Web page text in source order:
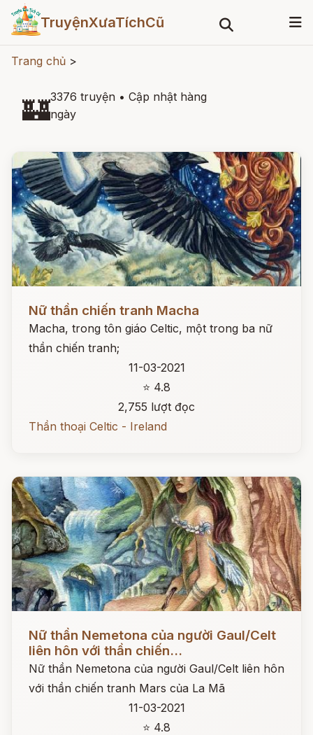
TruyệnXưaTíchCũ
Trang chủ >
🏰3376 truyện • Cập nhật hàng
ngày
Nữ thần chiến tranh Macha
Macha, trong tôn giáo Celtic, một trong ba nữ
thần chiến tranh;
11-03-2021
⭐ 4.8
2,755 lượt đọc
Thần thoại Celtic - Ireland
Nữ thần Nemetona của người Gaul/Celt
liên hôn với thần chiến...
Nữ thần Nemetona của người Gaul/Celt liên hôn
với thần chiến tranh Mars của La Mã
11-03-2021
⭐ 4.8